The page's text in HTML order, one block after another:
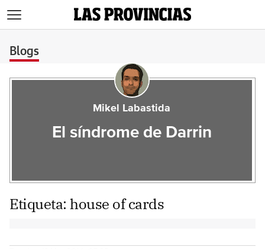
Blogs
Mikel Labastida
El síndrome de Darrin
Etiqueta:house of cards